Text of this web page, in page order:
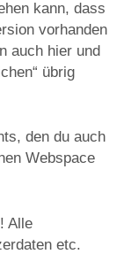
kann, dass
vorhanden
auch hier und
übrig
den du auch
Webspace
Alle
etc.